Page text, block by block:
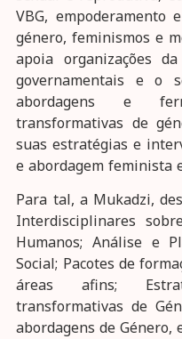
VBG, empoderamento
género, feminismos e
apoia organizações
governamentais e o
abordagens e
transformativas de
suas estratégias e
e abordagem feminista
Para tal, a Mukadzi,
Interdisciplinares
Humanos; Análise e
Social; Pacotes de
áreas afins;
transformativas de
abordagens de Género,